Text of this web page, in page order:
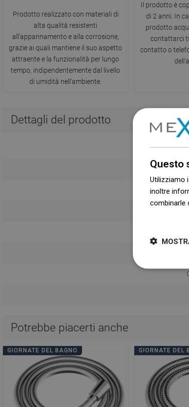
Prodotto realizzato con materiali di
alta qualità resistenti
all'appannamento e alla corrosione,
grazie ai quali mantiene il suo aspetto
attraente e la funzionalità per lungo
tempo, indipendentemente dal livello
di umidità nell'ambiente.
Il prodotto è
di 2 anni. In
prodotto
contattarci
contatto o
Dettagli del prodotto
Potrebbe piacerti anche
GIORNATE DEL BAGNO GIORNATE DEL
Questo
Utilizziamo
inoltre
combinarle